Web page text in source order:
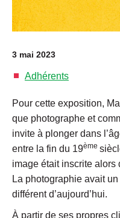
3 mai 2023
Adhérents
Pour cette exposition,
que photographe et
invite à plonger dans
entre la fin du 19ème
image était inscrite alors
La photographie avait
différent d’aujourd’hui.
À partir de ses propres